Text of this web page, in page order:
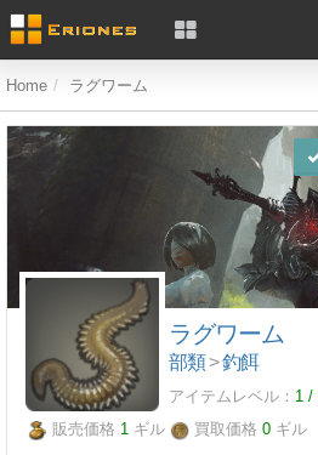
Home ラグワーム
ラグワーム
部類>釣餌
アイテムレベル： 1 /
販売価格 1 ギル 買取価格 0 ギル